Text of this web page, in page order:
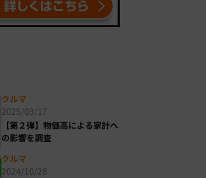
クルマ
2025/03/17
【第２弾】物価高による家計へ
の影響を調査
クルマ
2024/10/28